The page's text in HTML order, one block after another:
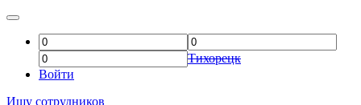
Тихорецк
Войти
Ищу сотрудников